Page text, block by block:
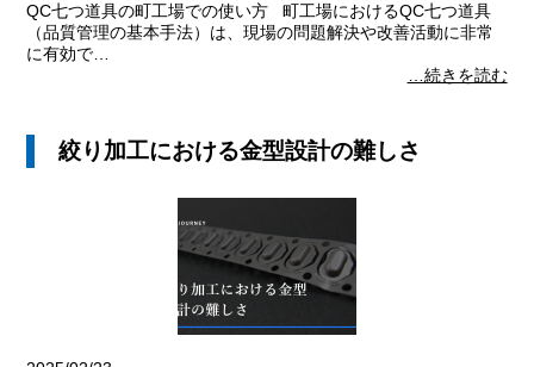
QC七つ道具の町工場での使い方 町工場におけるQC七つ道具
（品質管理の基本手法）は、現場の問題解決や改善活動に非常
に有効で…
…続きを読む
絞り加工における金型設計の難しさ